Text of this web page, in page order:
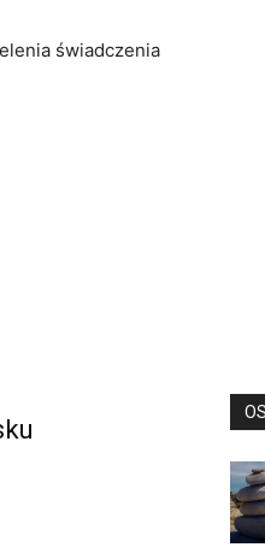
świadczenia